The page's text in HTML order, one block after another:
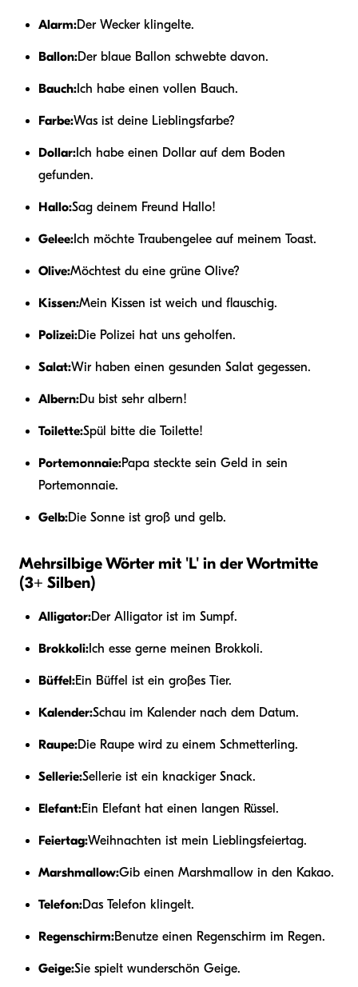
Alarm:Der Wecker klingelte.
Ballon:Der blaue Ballon schwebte davon.
Bauch: Ich habe einen vollen Bauch.
Farbe:Was ist deine Lieblingsfarbe?
Dollar: Ich habe einen Dollar auf dem Boden
gefunden.
Hallo:Sag deinem Freund Hallo!
Gelee: Ich möchte Traubengelee auf meinem Toast.
Olive:Möchtest du eine grüne Olive?
Kissen:Mein Kissen ist weich und flauschig.
Polizei:Die Polizei hat uns geholfen.
Salat:Wir haben einen gesunden Salat gegessen.
Albern:Du bist sehr albern!
Toilette:Spül bitte die Toilette!
Portemonnaie:Papa steckte sein Geld in sein
Portemonnaie.
Gelb:Die Sonne ist groß und gelb.
Mehrsilbige Wörter mit 'L' in der Wortmitte
(3+ Silben)
Alligator:Der Alligator ist im Sumpf.
Brokkoli: Ich esse gerne meinen Brokkoli.
Büffel:Ein Büffel ist ein großes Tier.
Kalender:Schau im Kalender nach dem Datum.
Raupe:Die Raupe wird zu einem Schmetterling.
Sellerie:Sellerie ist ein knackiger Snack.
Elefant:Ein Elefant hat einen langen Rüssel.
Feiertag:Weihnachten ist mein Lieblingsfeiertag.
Marshmallow:Gib einen Marshmallow in den Kakao.
Telefon:Das Telefon klingelt.
Regenschirm:Benutze einen Regenschirm im Regen.
Geige:Sie spielt wunderschön Geige.